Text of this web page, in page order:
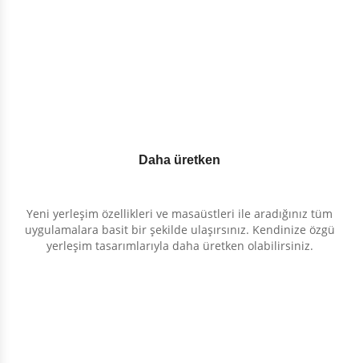
Daha üretken
Yeni yerleşim özellikleri ve masaüstleri ile aradığınız tüm
uygulamalara basit bir şekilde ulaşırsınız. Kendinize özgü
yerleşim tasarımlarıyla daha üretken olabilirsiniz.